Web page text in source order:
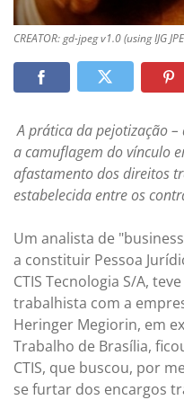
CREATOR: gd-jpeg v1.0 (using IJG
A prática da pejotização
a camuflagem do vínculo
afastamento dos direitos
estabelecida entre os
Um analista de
a constituir Pessoa
CTIS Tecnologia S/A,
trabalhista com a
Heringer Megiorin, em
Trabalho de Brasília,
CTIS, que buscou, por
se furtar dos encargos